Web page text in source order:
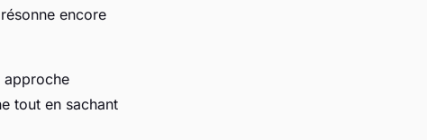
encore
approche
tout en sachant